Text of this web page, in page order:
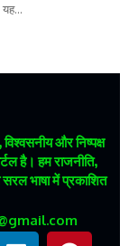
यह…
और निष्पक्ष
है। हम राजनीति,
भाषा में प्रकाशित